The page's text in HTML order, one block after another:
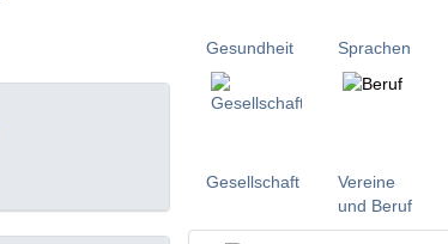
Gesundheit
Gesellschaft
Sprachen
Vereine
und Beruf